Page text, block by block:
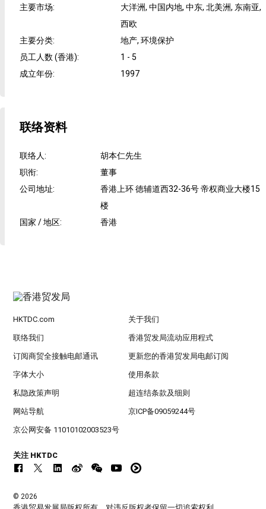
主要市场:
大洋洲, 中国内地, 中东, 北美洲, 东南亚,
西欧
主要分类:
地产, 环境保护
员工人数 (香港):
1 - 5
成立年份: 1997
联络资料
联络人:
胡本仁先生
职衔:
董事
公司地址:
香港上环 徳辅道西32-36号 帝权商业大楼15
楼
国家 / 地区: 香港
HKTDC.com 关于我们
联络我们 香港贸发局流动应用程式
订阅商贸全接触电邮通讯 更新您的香港贸发局电邮订阅
字体大小 使用条款
私隐政策声明 超连结条款及细则
网站导航 京ICP备09059244号
京公网安备 11010102003523号
关注 HKTDC
© 2026